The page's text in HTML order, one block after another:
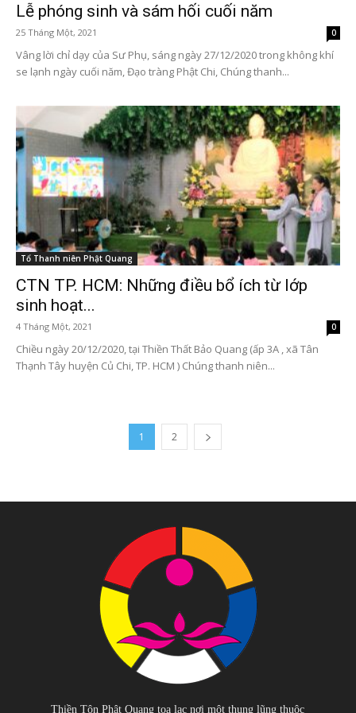
Lễ phóng sinh và sám hối cuối năm
25 Tháng Một, 2021 0
Vâng lời chỉ dạy của Sư Phụ, sáng ngày 27/12/2020 trong không khí
se lạnh ngày cuối năm, Đạo tràng Phật Chi, Chúng thanh...
Tổ Thanh niên Phật Quang
CTN TP. HCM: Những điều bổ ích từ lớp
sinh hoạt...
4 Tháng Một, 2021 0
Chiều ngày 20/12/2020, tại Thiền Thất Bảo Quang (ấp 3A , xã Tân
Thạnh Tây huyện Củ Chi, TP. HCM ) Chúng thanh niên...
1 2
Thiền Tôn Phật Quang tọa lạc nơi một thung lũng thuộc